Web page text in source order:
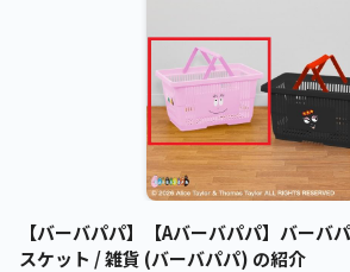
【バーバパパ】【Aバーバパパ】バーバ
スケット / 雑貨 (バーバパパ) の紹介